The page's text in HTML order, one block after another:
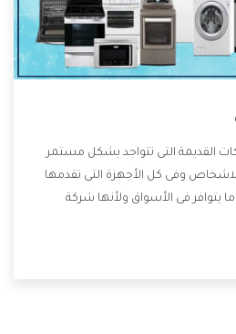
القديمة التى تتواجد بشكل مستمر
وفى كل الأجهزة التى تقدمها
يتوافر فى الأسواق ولأنها شركة
والخصومات التى تسهل على